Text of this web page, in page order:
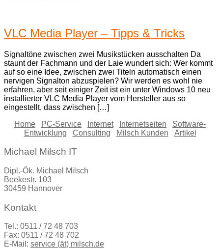
VLC Media Player – Tipps & Tricks
Signaltöne zwischen zwei Musikstücken ausschalten Da
staunt der Fachmann und der Laie wundert sich: Wer kommt
auf so eine Idee, zwischen zwei Titeln automatisch einen
nervigen Signalton abzuspielen? Wir werden es wohl nie
erfahren, aber seit einiger Zeit ist ein unter Windows 10 neu
installierter VLC Media Player vom Hersteller aus so
eingestellt, dass zwischen […]
Home
PC-Service Internet Internetseiten
Software-
Entwicklung
Consulting Milsch Kunden Artikel
Michael Milsch IT
Dipl.-Ök. Michael Milsch
Beekestr. 103
30459 Hannover
Kontakt
Tel.: 0511 / 72 48 703
Fax: 0511 / 72 48 702
E-Mail: service (ät) milsch.de